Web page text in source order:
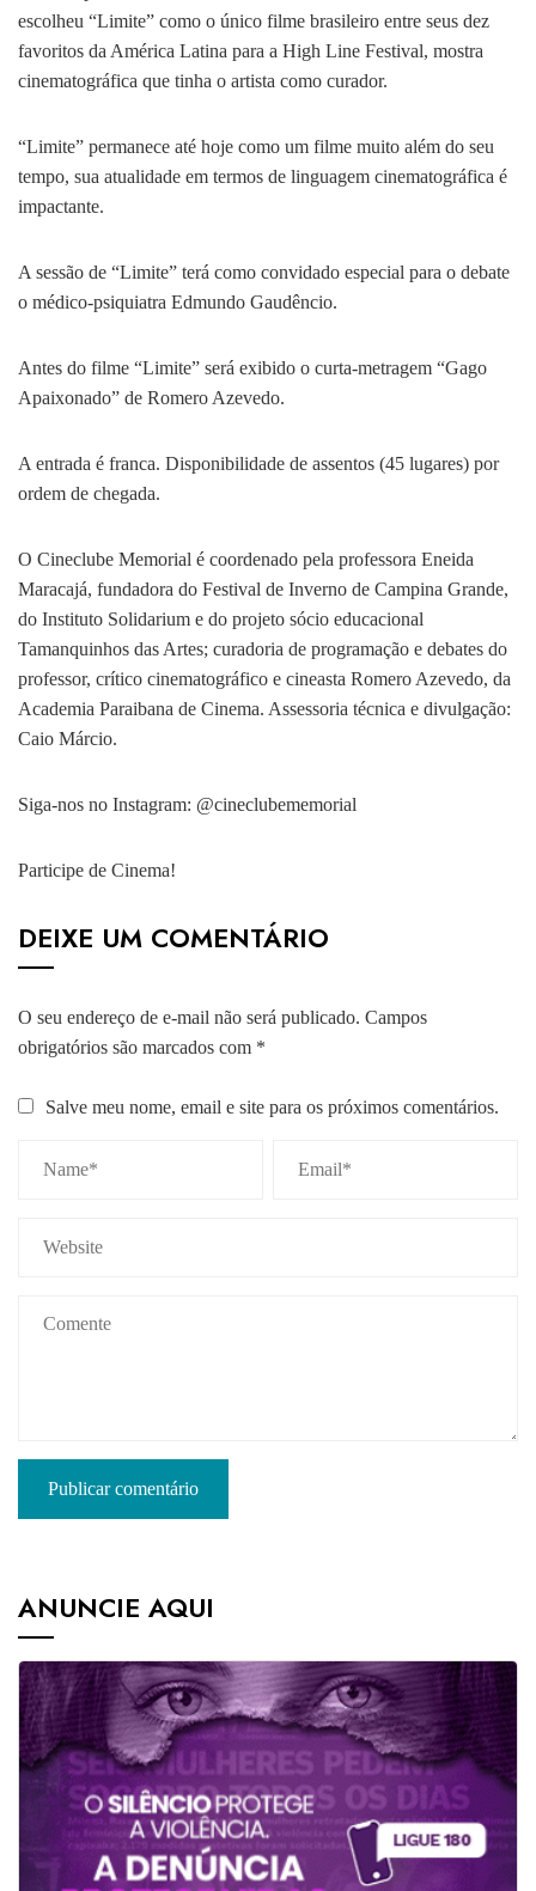
escolheu “Limite” como o único filme brasileiro entre seus dez
favoritos da América Latina para a High Line Festival, mostra
cinematográfica que tinha o artista como curador.
“Limite” permanece até hoje como um filme muito além do seu
tempo, sua atualidade em termos de linguagem cinematográfica é
impactante.
A sessão de “Limite” terá como convidado especial para o debate
o médico-psiquiatra Edmundo Gaudêncio.
Antes do filme “Limite” será exibido o curta-metragem “Gago
Apaixonado” de Romero Azevedo.
A entrada é franca. Disponibilidade de assentos (45 lugares) por
ordem de chegada.
O Cineclube Memorial é coordenado pela professora Eneida
Maracajá, fundadora do Festival de Inverno de Campina Grande,
do Instituto Solidarium e do projeto sócio educacional
Tamanquinhos das Artes; curadoria de programação e debates do
professor, crítico cinematográfico e cineasta Romero Azevedo, da
Academia Paraibana de Cinema. Assessoria técnica e divulgação:
Caio Márcio.
Siga-nos no Instagram: @cineclubememorial
Participe de Cinema!
DEIXE UM COMENTÁRIO
O seu endereço de e-mail não será publicado. Campos
obrigatórios são marcados com *
Salve meu nome, email e site para os próximos comentários.
ANUNCIE AQUI